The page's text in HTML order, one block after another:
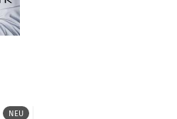
NEU